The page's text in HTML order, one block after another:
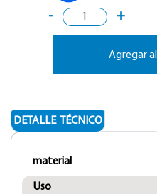
- +
Agregar
DETALLE TÉCNICO
material
Uso